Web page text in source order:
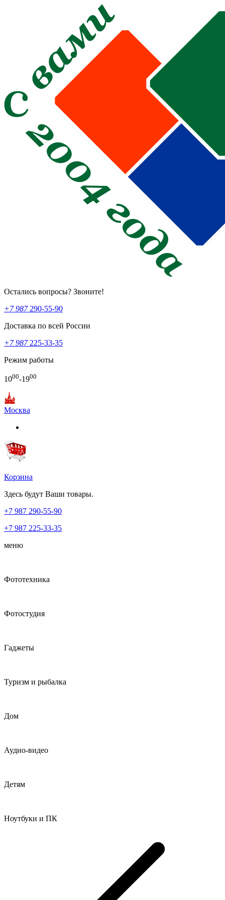
Остались вопросы? Звоните!
+7 987290-55-90
Доставка по всей России
+7 987225-33-35
Режим работы
1000-1900
Москва
Корзина
Здесь будут Ваши товары.
+7 987 290-55-90
+7 987 225-33-35
меню
Фототехника
Фотостудия
Гаджеты
Туризм и рыбалка
Дом
Аудио-видео
Детям
Ноутбуки и ПК